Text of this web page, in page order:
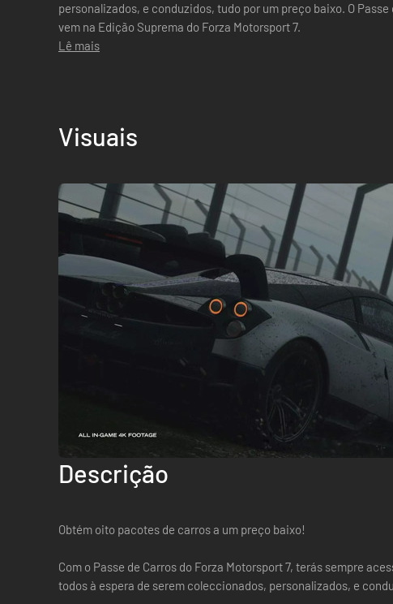
personalizados, e conduzidos, tudo por um preço baixo. O Passe de Carros Forza Motorsport 7 já
vem na Edição Suprema do Forza Motorsport 7.
Lê mais
Visuais
Descrição
Obtém oito pacotes de carros a um preço baixo!
Com o Passe de Carros do Forza Motorsport 7, terás sempre
todos à espera de serem coleccionados, personalizados, e